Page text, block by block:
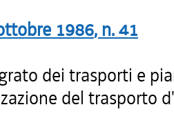
1986, n.41
dei trasporti e
del trasporto